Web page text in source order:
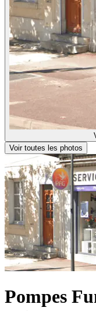
Voir toutes les photos
Pompes